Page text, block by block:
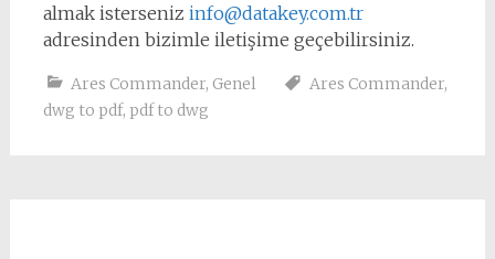
almak isterseniz info@datakey.com.tr
adresinden bizimle iletişime geçebilirsiniz.
Ares Commander, Genel Ares Commander,
dwg to pdf, pdf to dwg